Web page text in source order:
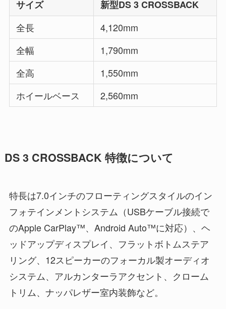
サイズ
新型DS 3 CROSSBACK
全長
4,120mm
全幅
1,790mm
全高
1,550mm
ホイールベース
2,560mm
DS 3 CROSSBACK 特徴について
特長は7.0インチのフローティングスタイルのイン
フォテインメントシステム（USBケーブル接続で
のApple CarPlay™、Android Auto™に対応）、ヘ
ッドアップディスプレイ、フラットボトムステア
リング、12スピーカーのフォーカル製オーディオ
システム、アルカンターラアクセント、クローム
トリム、ナッパレザー室内装飾など。